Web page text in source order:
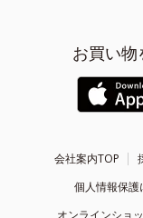
お買い物
会社案内TOP
個人情報保護